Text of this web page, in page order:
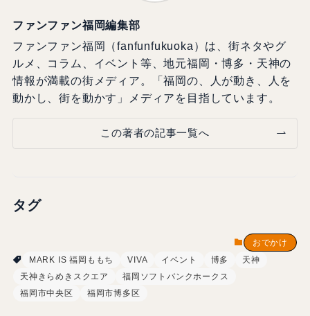
ファンファン福岡編集部
ファンファン福岡（fanfunfukuoka）は、街ネタやグ
ルメ、コラム、イベント等、地元福岡・博多・天神の
情報が満載の街メディア。「福岡の、人が動き、人を
動かし、街を動かす」メディアを目指しています。
この著者の記事一覧へ
タグ
おでかけ
MARK IS 福岡ももち
VIVA イベント 博多
天神
天神きらめきスクエア
福岡ソフトバンクホークス
福岡市中央区
福岡市博多区